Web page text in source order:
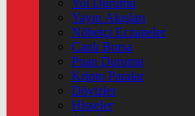
Yol Durumu
Yayın Akışları
Nöbetçi Eczaneler
Canlı Borsa
Puan Durumu
Kripto Paralar
Dövizler
Hisseler